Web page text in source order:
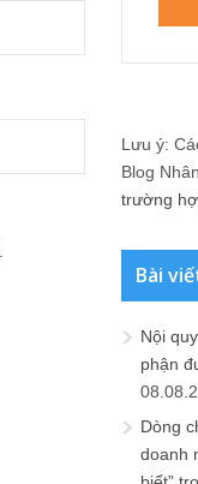
Lưu ý:
Blog
trường
Bài
Nội
phận
Dòng
doanh